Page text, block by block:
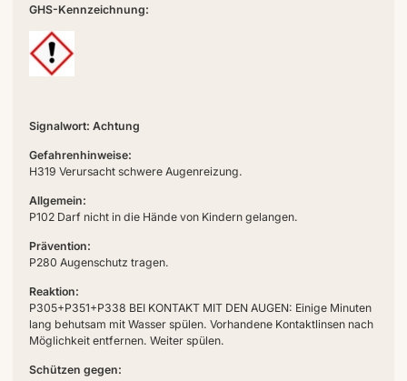
GHS-Kennzeichnung:
Signalwort: Achtung
Gefahrenhinweise:
H319 Verursacht schwere Augenreizung.
Allgemein:
P102 Darf nicht in die Hände von Kindern gelangen.
Prävention:
P280 Augenschutz tragen.
Reaktion:
P305+P351+P338 BEI KONTAKT MIT DEN AUGEN: Einige Minuten
lang behutsam mit Wasser spülen. Vorhandene Kontaktlinsen nach
Möglichkeit entfernen. Weiter spülen.
Schützen gegen: